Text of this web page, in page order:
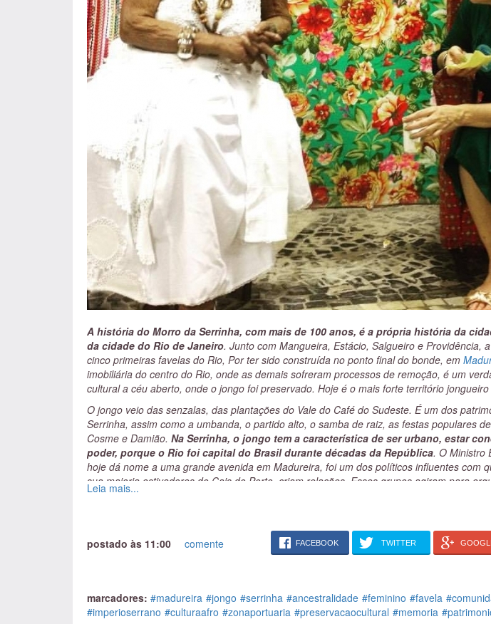
A história do Morro da Serrinha, com mais de 100 anos, é a própria história da
da cidade do Rio de Janeiro. Junto com Mangueira, Estácio, Salgueiro e Providência,
cinco primeiras favelas do Rio, Por ter sido construída no ponto final do bonde, em
imobiliária do centro do Rio, onde as demais sofreram processos de remoção, é um
cultural a céu aberto, onde o jongo foi preservado. Hoje é o mais forte território
O jongo veio das senzalas, das plantações do Vale do Café do Sudeste. É um dos
Serrinha, assim como a umbanda, o partido alto, o samba de raiz, as festas populares
Cosme e Damião. Na Serrinha, o jongo tem a característica de ser urbano, estar
poder, porque o Rio foi capital do Brasil durante décadas da República. O Ministro
hoje dá nome a uma grande avenida em Madureira, foi um dos políticos influentes com
sua maioria estivadores do Cais do Porto, criam relações. Esses grupos agiram para
Com o salário desses chefes de família e através de caixas coletivos, uma espécie de
Mestre Darcy foi o artista que levou o jongo para fora da Serrinha, para o mundo,
. A mãe de Darcy era vovó Maria Joana, a líder espiritual da
Colocar outros instrumentos como violão, cavaquinho, piano, violino, guitarra, fazer show,
dançar, seria uma distorção. Darcy bancou essas mudanças e criou o grupo cultural
Leia mais...
FACEBOOK TWITTER
postado às 11:00 comente
marcadores: #madureira #jongo #serrinha #ancestralidade #feminino #favela
#imperioserrano #culturaafro #zonaportuaria #preservacaocultural #memoria